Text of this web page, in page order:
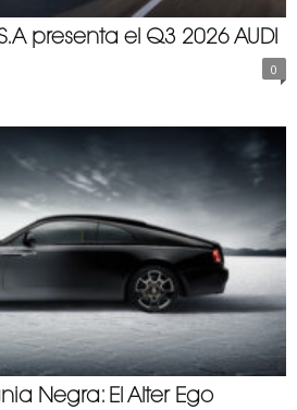
presenta el Q3 2026 AUDI
0
Negra: El Alter Ego